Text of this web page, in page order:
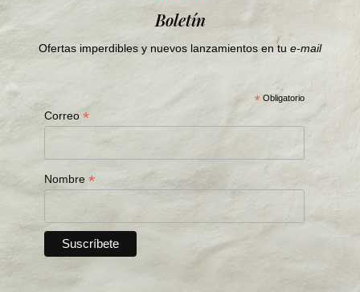
Boletín
Ofertas imperdibles y nuevos lanzamientos en tu e-mail
* Obligatorio
Correo*
Nombre*